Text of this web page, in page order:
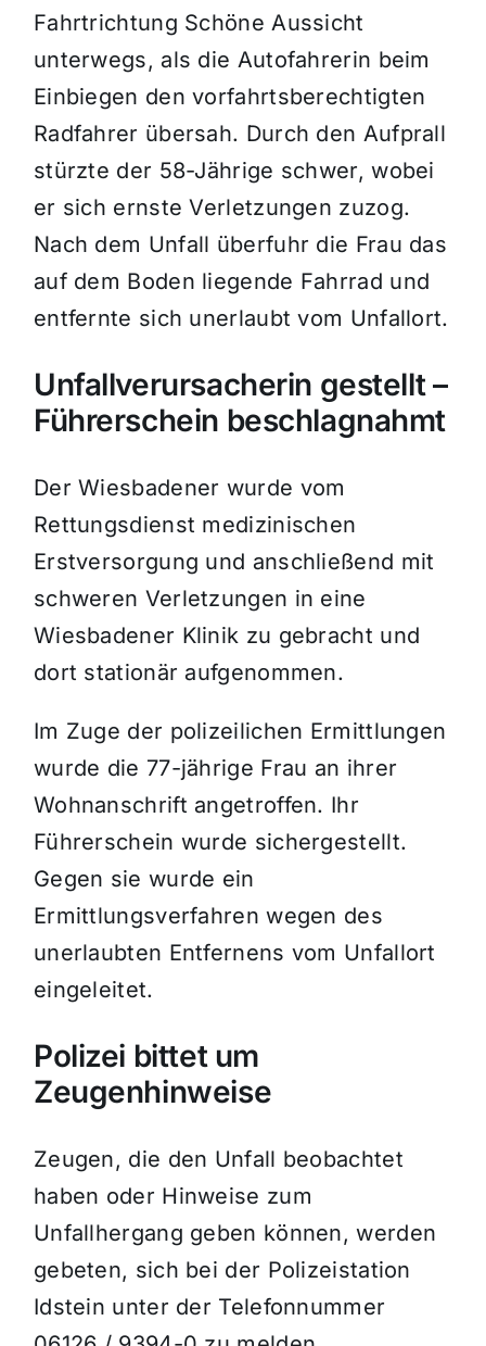
Fahrtrichtung Schöne Aussicht
unterwegs, als die Autofahrerin beim
Einbiegen den vorfahrtsberechtigten
Radfahrer übersah. Durch den Aufprall
stürzte der 58-Jährige schwer, wobei
er sich ernste Verletzungen zuzog.
Nach dem Unfall überfuhr die Frau das
auf dem Boden liegende Fahrrad und
entfernte sich unerlaubt vom Unfallort.
Unfallverursacherin gestellt –
Führerschein beschlagnahmt
Der Wiesbadener wurde vom
Rettungsdienst medizinischen
Erstversorgung und anschließend mit
schweren Verletzungen in eine
Wiesbadener Klinik zu gebracht und
dort stationär aufgenommen.
Im Zuge der polizeilichen Ermittlungen
wurde die 77-jährige Frau an ihrer
Wohnanschrift angetroffen. Ihr
Führerschein wurde sichergestellt.
Gegen sie wurde ein
Ermittlungsverfahren wegen des
unerlaubten Entfernens vom Unfallort
eingeleitet.
Polizei bittet um
Zeugenhinweise
Zeugen, die den Unfall beobachtet
haben oder Hinweise zum
Unfallhergang geben können, werden
gebeten, sich bei der Polizeistation
Idstein unter der Telefonnummer